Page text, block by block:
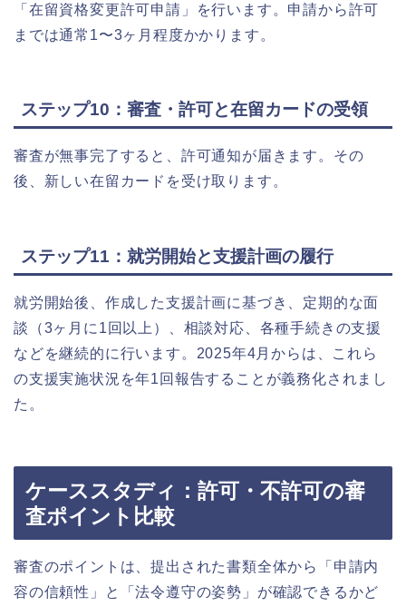
「在留資格変更許可申請」を行います。申請から許可
までは通常1〜3ヶ月程度かかります。
ステップ10：審査・許可と在留カードの受領
審査が無事完了すると、許可通知が届きます。その
後、新しい在留カードを受け取ります。
ステップ11：就労開始と支援計画の履行
就労開始後、作成した支援計画に基づき、定期的な面
談（3ヶ月に1回以上）、相談対応、各種手続きの支援
などを継続的に行います。2025年4月からは、これら
の支援実施状況を年1回報告することが義務化されまし
た。
ケーススタディ：許可・不許可の審
査ポイント比較
審査のポイントは、提出された書類全体から「申請内
容の信頼性」と「法令遵守の姿勢」が確認できるかど